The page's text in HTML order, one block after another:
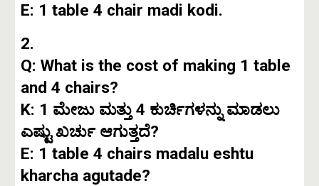
E: 1 table 4 chair madi kodi.
2.
Q: What is the cost of making 1 table
and 4 chairs?
K: 1 ಮೇಜು ಮತ್ತು 4 ಕುರ್ಚಿಗಳನ್ನು ಮಾಡಲು
ಎಷ್ಟು ಖರ್ಚು ಆಗುತ್ತದೆ?
E: 1 table 4 chairs madalu eshtu
kharcha agutade?